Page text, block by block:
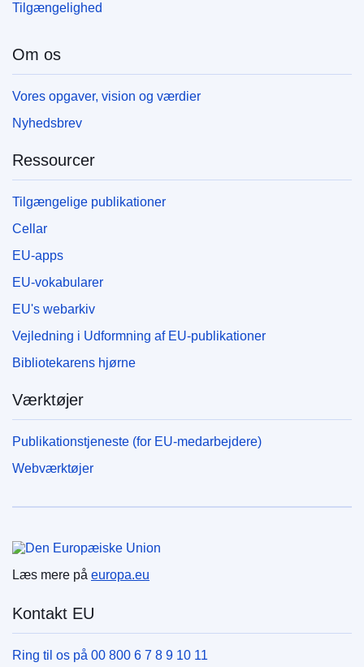
Tilgængelighed
Om os
Vores opgaver, vision og værdier
Nyhedsbrev
Ressourcer
Tilgængelige publikationer
Cellar
EU-apps
EU-vokabularer
EU's webarkiv
Vejledning i Udformning af EU-publikationer
Bibliotekarens hjørne
Værktøjer
Publikationstjeneste (for EU-medarbejdere)
Webværktøjer
Læs mere på europa.eu
Kontakt EU
Ring til os på 00 800 6 7 8 9 10 11